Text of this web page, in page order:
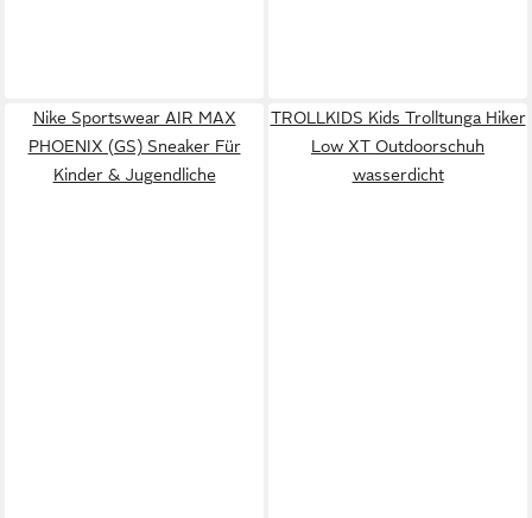
Nike Sportswear AIR MAX
PHOENIX (GS) Sneaker Für
Kinder & Jugendliche
TROLLKIDS Kids Trolltunga Hiker
Low XT Outdoorschuh
wasserdicht